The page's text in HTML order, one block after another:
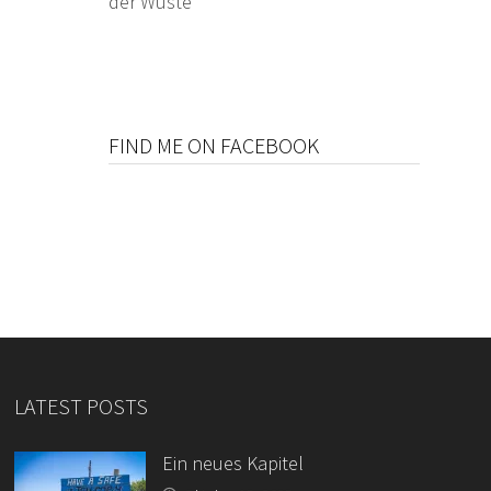
FIND ME ON FACEBOOK
LATEST POSTS
Ein neues Kapitel